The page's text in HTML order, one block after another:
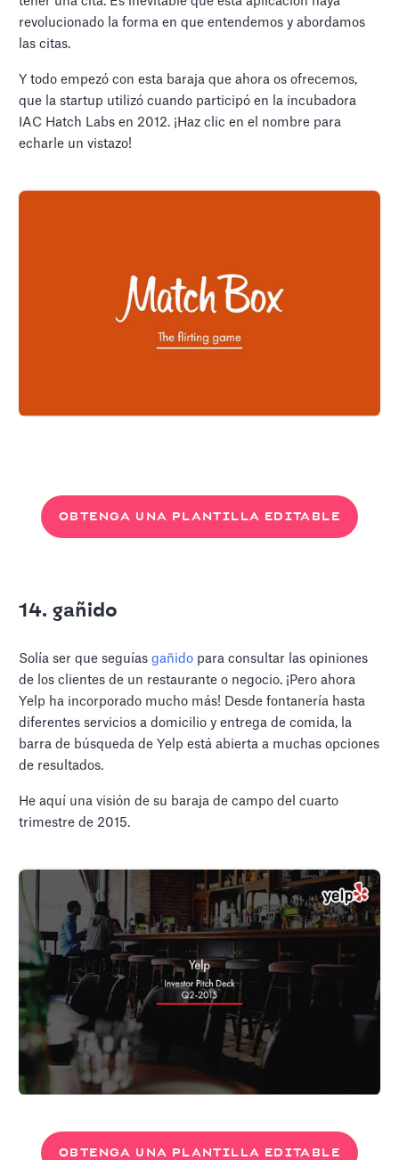
revolucionado la forma en que entendemos y abordamos
las citas.
Y todo empezó con esta baraja que ahora os ofrecemos,
que la startup utilizó cuando participó en la incubadora
IAC Hatch Labs en 2012. ¡Haz clic en el nombre para
echarle un vistazo!
OBTENGA UNA PLANTILLA EDITABLE
14. gañido
Solía ser que seguíasgañido para consultar las opiniones
de los clientes de un restaurante o negocio. ¡Pero ahora
Yelp ha incorporado mucho más! Desde fontanería hasta
diferentes servicios a domicilio y entrega de comida, la
barra de búsqueda de Yelp está abierta a muchas opciones
de resultados.
He aquí una visión de su baraja de campo del cuarto
trimestre de 2015.
OBTENGA UNA PLANTILLA EDITABLE